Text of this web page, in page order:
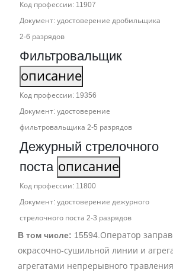
Код профессии: 11907
Документ: удостоверение дробильщика
2‑6 разрядов
Фильтровальщик
описание
Код профессии: 19356
Документ: удостоверение
фильтровальщика 2‑5 разрядов
Дежурный стрелочного
поста описание
Код профессии: 11800
Документ: удостоверение дежурного
стрелочного поста 2‑3 разрядов
В том числе: 15594.Оператор
окрасочно-сушильной линии и
агрегатами непрерывного